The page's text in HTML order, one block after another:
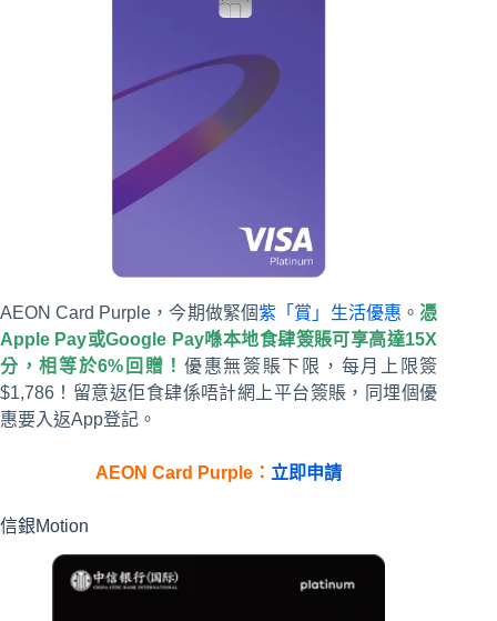
AEON Card Purple，今期做緊個紫「賞」生活優惠 。 憑
Apple Pay或Google Pay喺本地食肆簽賬可享高達15X
分，相等於6%回贈！優惠無簽賬下限，每月上限簽
$1,786！留意返佢食肆係唔計網上平台簽賬，同埋個優
惠要入返App登記。
AEON Card Purple： 立即申請
信銀Motion